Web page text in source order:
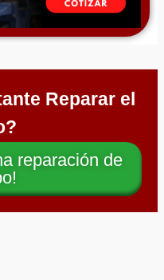
Reparar el
reparación de